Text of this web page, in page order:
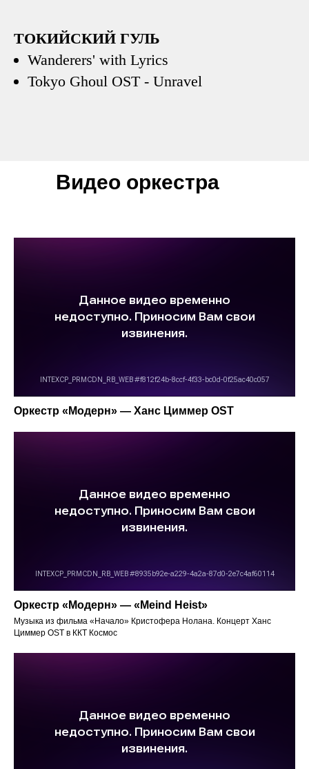
ТОКИЙСКИЙ ГУЛЬ
Wanderers' with Lyrics
Tokyo Ghoul OST - Unravel
Видео оркестра
Оркестр «Модерн» — Ханс Циммер OST
Оркестр «Модерн» — «Meind Heist»
Музыка из фильма «Начало» Кристофера Нолана. Концерт Ханс
Циммер OST в ККТ Космос